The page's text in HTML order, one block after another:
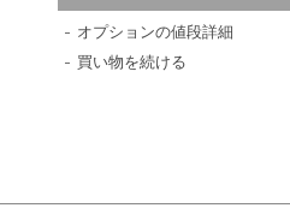
オプションの値段詳細
買い物を続ける